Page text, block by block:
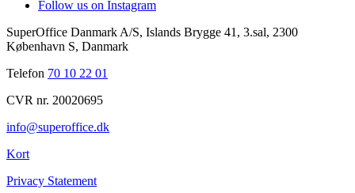
Follow us on Instagram
SuperOffice Danmark A/S, Islands Brygge 41, 3.sal, 2300
København S, Danmark
Telefon 70 10 22 01
CVR nr. 20020695
info@superoffice.dk
Kort
Privacy Statement